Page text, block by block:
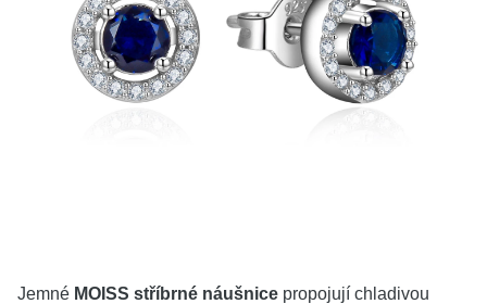
KOLEKCE
Jemné MOISS stříbrné náušnice propojují chladivou